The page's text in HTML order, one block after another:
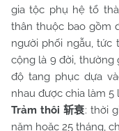
gia tộc phụ hệ tổ
thân thuộc bao gồm
người phối ngẫu, tức
cộng là 9 đời, thường
độ tang phục dựa
nhau được chia làm 5
Trảm thôi 斩衰: thời
năm hoặc 25 tháng,